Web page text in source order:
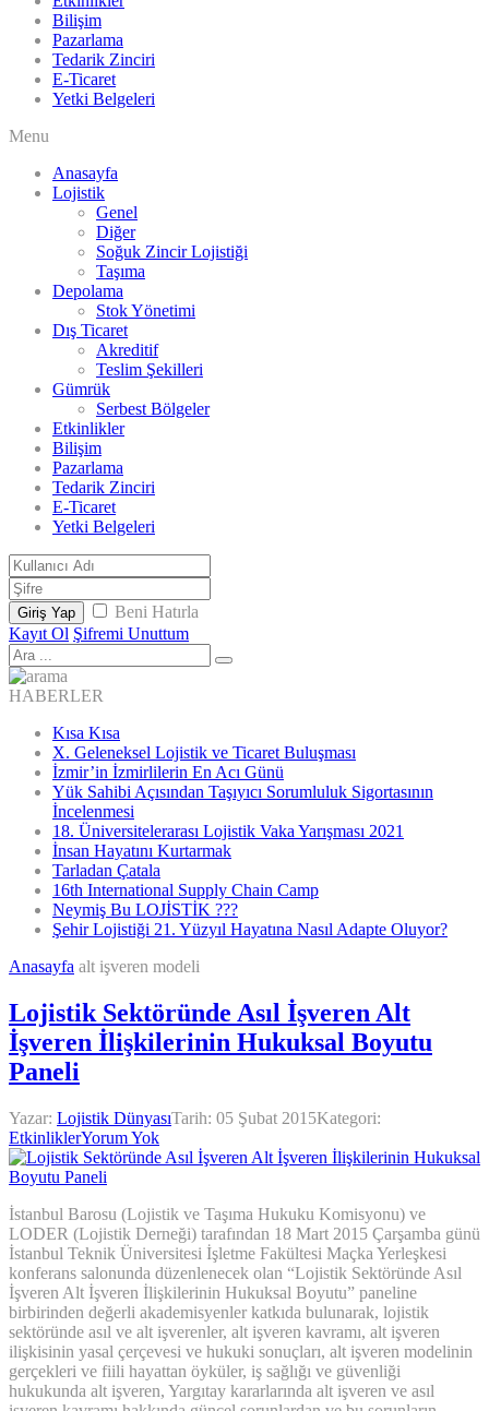
Bilişim
Pazarlama
Tedarik Zinciri
E-Ticaret
Yetki Belgeleri
Menu
Anasayfa
Lojistik
Genel
Diğer
Soğuk Zincir Lojistiği
Taşıma
Depolama
Stok Yönetimi
Dış Ticaret
Akreditif
Teslim Şekilleri
Gümrük
Serbest Bölgeler
Etkinlikler
Bilişim
Pazarlama
Tedarik Zinciri
E-Ticaret
Yetki Belgeleri
Giriş Yap
Beni Hatırla
Kayıt Ol Şifremi Unuttum
HABERLER
Kısa Kısa
X. Geleneksel Lojistik ve Ticaret Buluşması
İzmir’in İzmirlilerin En Acı Günü
Yük Sahibi Açısından Taşıyıcı Sorumluluk Sigortasının
İncelenmesi
18. Üniversitelerarası Lojistik Vaka Yarışması 2021
İnsan Hayatını Kurtarmak
Tarladan Çatala
16th International Supply Chain Camp
Neymiş Bu LOJİSTİK ???
Şehir Lojistiği 21. Yüzyıl Hayatına Nasıl Adapte Oluyor?
Anasayfa alt işveren modeli
Lojistik Sektöründe Asıl İşveren Alt
İşveren İlişkilerinin Hukuksal Boyutu
Paneli
Yazar: Lojistik DünyasıTarih: 05 Şubat 2015Kategori:
EtkinliklerYorum Yok
İstanbul Barosu (Lojistik ve Taşıma Hukuku Komisyonu) ve
LODER (Lojistik Derneği) tarafından 18 Mart 2015 Çarşamba günü
İstanbul Teknik Üniversitesi İşletme Fakültesi Maçka Yerleşkesi
konferans salonunda düzenlenecek olan “Lojistik Sektöründe Asıl
İşveren Alt İşveren İlişkilerinin Hukuksal Boyutu” paneline
birbirinden değerli akademisyenler katkıda bulunarak, lojistik
sektöründe asıl ve alt işverenler, alt işveren kavramı, alt işveren
ilişkisinin yasal çerçevesi ve hukuki sonuçları, alt işveren modelinin
gerçekleri ve fiili hayattan öyküler, iş sağlığı ve güvenliği
hukukunda alt işveren, Yargıtay kararlarında alt işveren ve asıl